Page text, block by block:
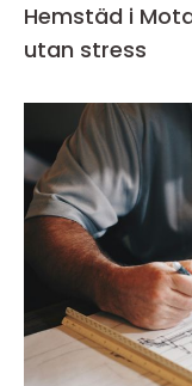
Hemstäd i
utan stress